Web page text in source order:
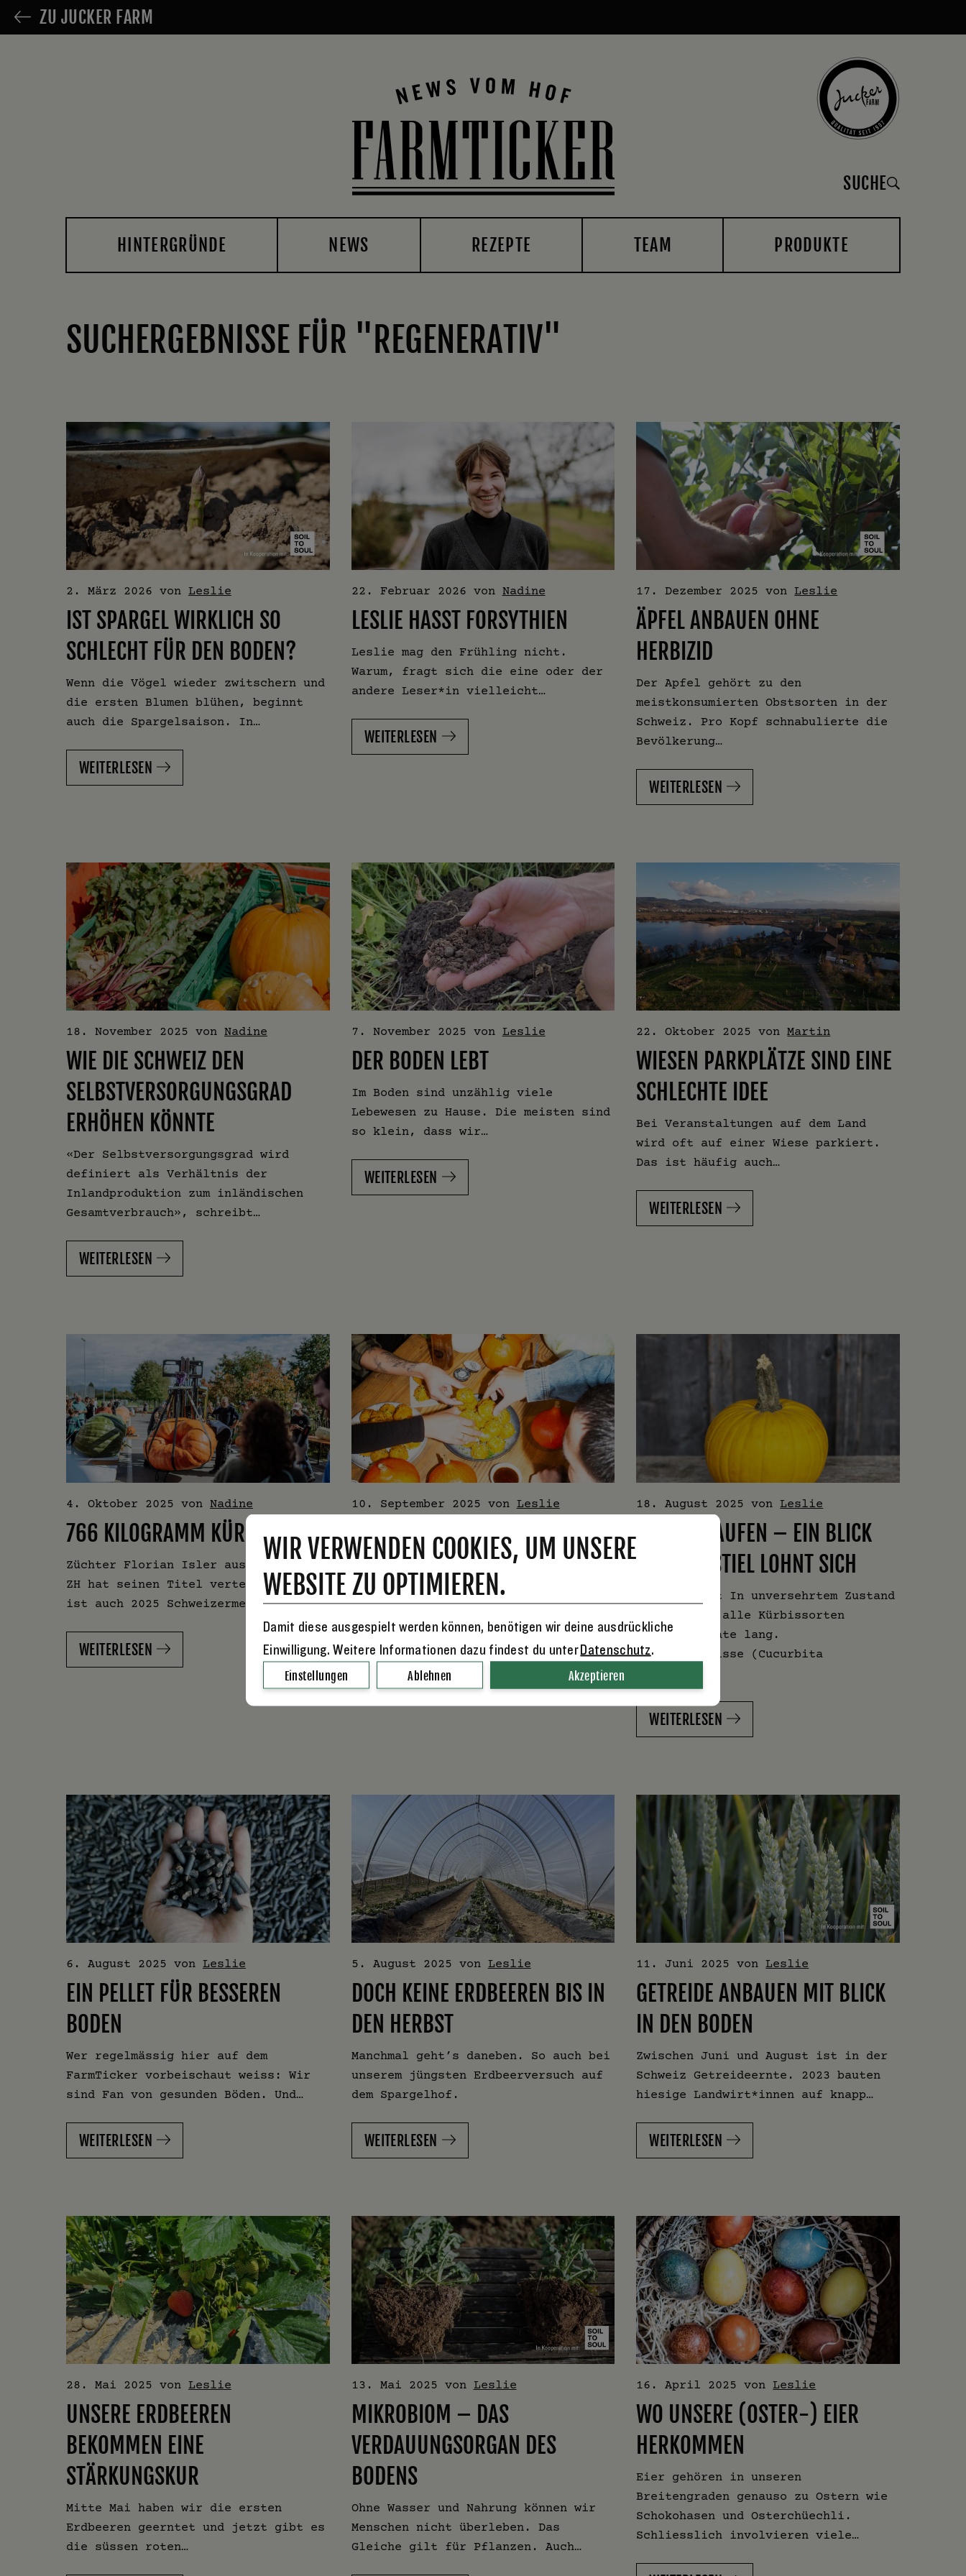
ZU JUCKER FARM
SUCHE
HINTERGRÜNDE NEWS REZEPTE TEAM PRODUKTE
SUCHERGEBNISSE FÜR "REGENERATIV"
2. März 2026 von Leslie
IST SPARGEL WIRKLICH SO
SCHLECHT FÜR DEN BODEN?
Wenn die Vögel wieder zwitschern und
die ersten Blumen blühen, beginnt
auch die Spargelsaison. In…
WEITERLESEN
22. Februar 2026 von Nadine
LESLIE HASST FORSYTHIEN
Leslie mag den Frühling nicht.
Warum, fragt sich die eine oder der
andere Leser*in vielleicht…
WEITERLESEN
17. Dezember 2025 vonLeslie
ÄPFEL ANBAUEN OHNE
HERBIZID
Der Apfel gehört zu den
meistkonsumierten Obstsorten in der
Schweiz. Pro Kopf schnabulierte die
Bevölkerung…
WEITERLESEN
18. November 2025 von Nadine
WIE DIE SCHWEIZ DEN
SELBSTVERSORGUNGSGRAD
ERHÖHEN KÖNNTE
«Der Selbstversorgungsgrad wird
definiert als Verhältnis der
Inlandproduktion zum inländischen
Gesamtverbrauch», schreibt…
WEITERLESEN
7. November 2025 von Leslie
DER BODEN LEBT
Im Boden sind unzählig viele
Lebewesen zu Hause. Die meisten sind
so klein, dass wir…
WEITERLESEN
22. Oktober 2025 vonMartin
WIESEN PARKPLÄTZE SIND EINE
SCHLECHTE IDEE
Bei Veranstaltungen auf dem Land
wird oft auf einer Wiese parkiert.
Das ist häufig auch…
WEITERLESEN
4. Oktober 2025 von Nadine
766 KILOGRAMM KÜRBISMASSE
Züchter Florian Isler aus Esslingen
ZH hat seinen Titel verteidigt und
ist auch 2025 Schweizermeister…
WEITERLESEN
10. September 2025 von Leslie
TENZ X JUCKER – DAS KÜRBIS-
MOMO KEHRT ZURÜCK
Dass unser Lieblingsgemüse prima in
letztes Jahr bewiesen.
WEITERLESEN
18. August 2025 vonLeslie
KÜRBIS KAUFEN – EIN BLICK
AUF DEN STIEL LOHNT SICH
Kurz erklärt In unversehrtem Zustand
halten sich alle Kürbissorten
mehrere Monate lang.
Moschuskürbisse (Cucurbita
WEITERLESEN
6. August 2025 von Leslie
EIN PELLET FÜR BESSEREN
BODEN
Wer regelmässig hier auf dem
FarmTicker vorbeischaut weiss: Wir
sind Fan von gesunden Böden. Und…
WEITERLESEN
5. August 2025 von Leslie
DOCH KEINE ERDBEEREN BIS IN
DEN HERBST
Manchmal geht’s daneben. So auch bei
unserem jüngsten Erdbeerversuch auf
dem Spargelhof.
WEITERLESEN
11. Juni 2025 vonLeslie
GETREIDE ANBAUEN MIT BLICK
IN DEN BODEN
Zwischen Juni und August ist in der
Schweiz Getreideernte. 2023 bauten
hiesige Landwirt*innen auf knapp…
WEITERLESEN
28. Mai 2025 von Leslie
UNSERE ERDBEEREN
BEKOMMEN EINE
STÄRKUNGSKUR
Mitte Mai haben wir die ersten
Erdbeeren geerntet und jetzt gibt es
die süssen roten…
13. Mai 2025 von Leslie
MIKROBIOM – DAS
VERDAUUNGSORGAN DES
BODENS
Ohne Wasser und Nahrung können wir
Menschen nicht überleben. Das
Gleiche gilt für Pflanzen. Auch…
16. April 2025 vonLeslie
WO UNSERE (OSTER-) EIER
HERKOMMEN
Eier gehören in unseren
Breitengraden genauso zu Ostern wie
Schokohasen und Osterchüechli.
Schliesslich involvieren viele…
WIR VERWENDEN COOKIES, UM UNSERE
WEBSITE ZU OPTIMIEREN.
Damit diese ausgespielt werden können, benötigen wir deine ausdrückliche
Einwilligung. Weitere Informationen dazu findest du unterDatenschutz.
Einstellungen Ablehnen Akzeptieren